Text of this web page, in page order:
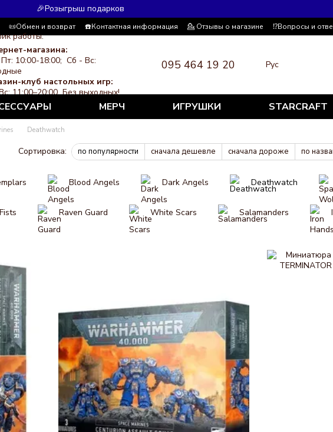
🎉Розыгрыш подарков
📜Обмен и возврат ☎️Контактная информация 💁 Отзывы о магазине ⁉️Вопросы и
СМИ о нас Политика конфиденциальности
работы:
магазина:
10:00-18:00; Сб - Вс:
клуб настольных игр:
11:00–20:00 Без выходных!
095 464 19 20 Рус
МЕРЧ ИГРУШКИ STARCRAFT
Deathwatch
Сортировка: по популярности сначала дешевле сначала дороже по
Blood Angels Dark Angels Deathwatch
Raven Guard White Scars Salamanders